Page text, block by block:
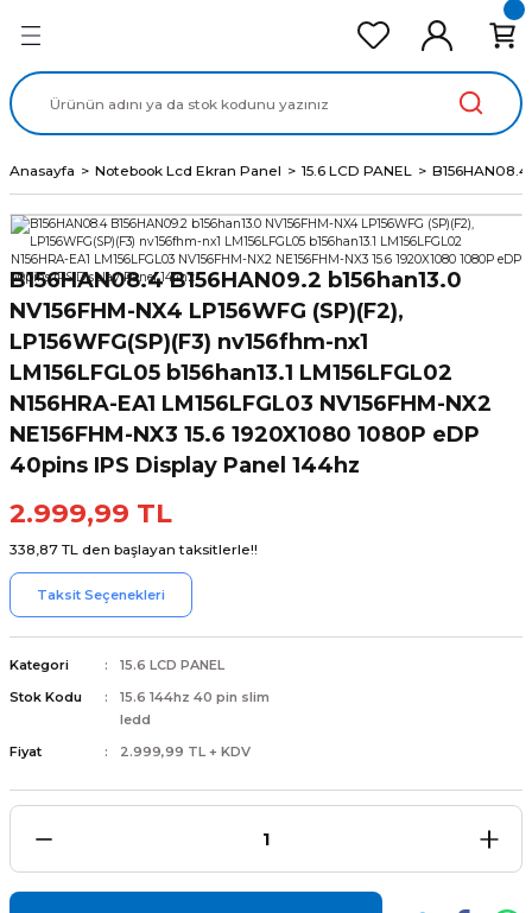
Ekran Panel
Data Kablo
Anasayfa Notebook Lcd Ekran Panel 15.6 LCD PANEL B156HAN08.4
B156HAN08.4 B156HAN09.2 b156han13.0
NV156FHM-NX4 LP156WFG (SP)(F2),
LP156WFG(SP)(F3) nv156fhm-nx1
LM156LFGL05 b156han13.1 LM156LFGL02
N156HRA-EA1 LM156LFGL03 NV156FHM-NX2
NE156FHM-NX3 15.6 1920X1080 1080P eDP
40pins IPS Display Panel 144hz
2.999,99 TL
338,87 TL den başlayan taksitlerle!!
Taksit Seçenekleri
Kategori
15.6 LCD PANEL
Stok Kodu
15.6 144hz 40 pin slim
ledd
Fiyat
2.999,99 TL + KDV